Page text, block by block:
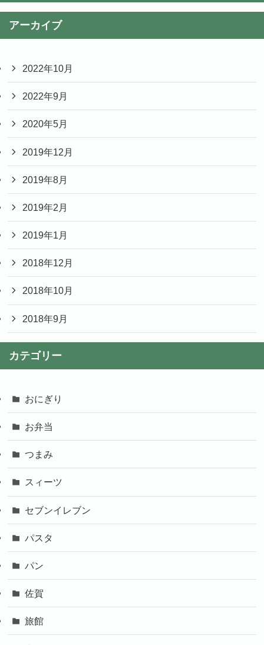
アーカイブ
2022年10月
2022年9月
2020年5月
2019年12月
2019年8月
2019年2月
2019年1月
2018年12月
2018年10月
2018年9月
カテゴリー
おにぎり
お弁当
つまみ
スィーツ
セブンイレブン
パスタ
パン
佐賀
旅館